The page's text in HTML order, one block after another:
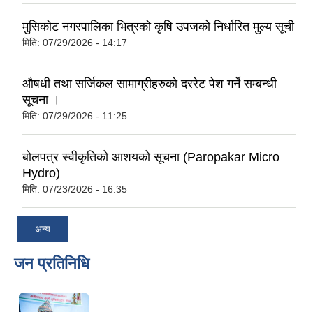
मुसिकोट नगरपालिका भित्रको कृषि उपजको निर्धारित मुल्य सूची
मिति: 07/29/2026 - 14:17
औषधी तथा सर्जिकल सामाग्रीहरुको दररेट पेश गर्ने सम्बन्धी
सूचना ।
मिति: 07/29/2026 - 11:25
बोलपत्र स्वीकृतिको आशयको सूचना (Paropakar Micro
Hydro)
मिति: 07/23/2026 - 16:35
अन्य
जन प्रतिनिधि